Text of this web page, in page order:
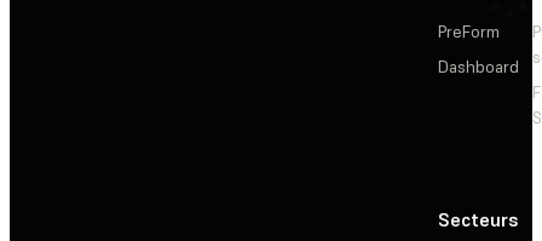
PreForm
Dashboard
Secteurs